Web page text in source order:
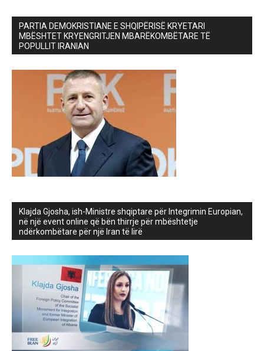
PARTIA DEMOKRISTIANE E SHQIPËRISË KRYETARI
MBËSHTET KRYENGRITJEN MBARËKOMBËTARE TË
POPULLIT IRANIAN
Klajda Gjosha, ish-Ministre shqiptare për Integrimin Europian,
në një event online që bën thirrje për mbështetje
ndërkombëtare për një Iran të lirë